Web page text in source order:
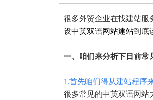
很多外贸企业在找建站服
设中英双语网站建站到底
一、咱们来分析下目前常
1.首先咱们得从建站程序
很多常见的中英双语网站